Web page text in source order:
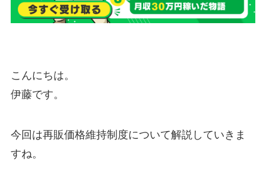
こんにちは。
伊藤です。
今回は再販価格維持制度について解説していきま
すね。